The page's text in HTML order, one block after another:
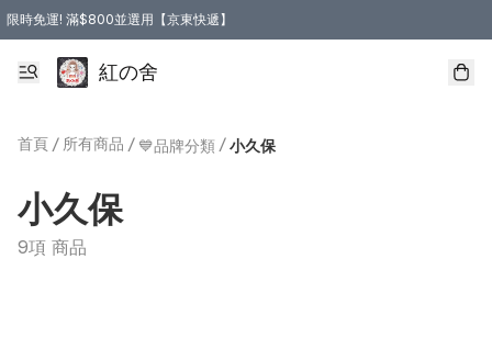
限時免運! 滿$800並選用【京東快遞】
紅の舍
首頁 / 所有商品 / 💙品牌分類 / 小久保
小久保
9項 商品